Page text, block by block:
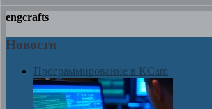
engcrafts
Новости
Программирование в KCam